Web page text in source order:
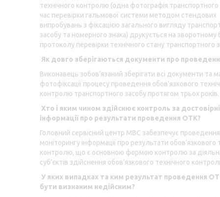
технічного контролю (одна фотографія транспортного
час перевірки гальмової системи методом стендових
випробувань з фіксацією загального вигляду
засобу та номерного знака) друкується на зворотному
протоколу перевірки технічного стану транспортного
Як довго зберігаються документи про
Виконавець зобов’язаний зберігати всі документи та
фотофіксації процесу проведення обов’язкового
контролю транспортного засобу протягом трьох років.
Хто і яким чином здійснює контроль за
інформації про результати проведення ОТК?
Головний сервісний центр МВС забезпечує проведення
моніторингу інформації про результати обов’язкового
контролю, що є основною формою контролю за
суб’єктів здійснення обов’язкового технічного
У яких випадках та ким результат проведення
бути визнаним недійсним?